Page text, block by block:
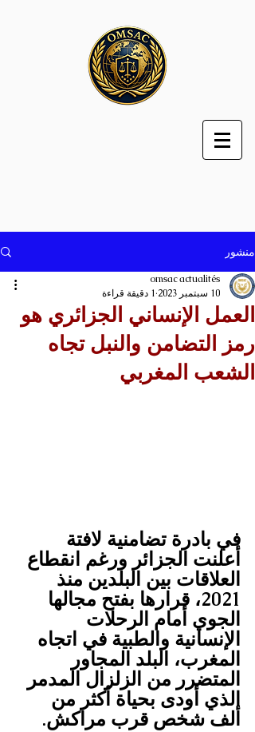
منشور
العمل الإنساني الجزائري هو
رمز التضامن والنبل تجاه
الشعب المغربي
omsac actualités
10 سبتمبر 2023
1 دقيقة قراءة
في بادرة تضامنية لافتة
أعلنت الجزائر ورغم انقطاع
العلاقات بين البلدين منذ
2021، قرارها بفتح مجالها
الجوي أمام الرحلات
الإنسانية والطبية في اتجاه
المغرب، البلد المجاور
المتضرر من الزلزال المدمر
الذي أودى بحياة أكثر من
ألف شخص قرب مراكش.